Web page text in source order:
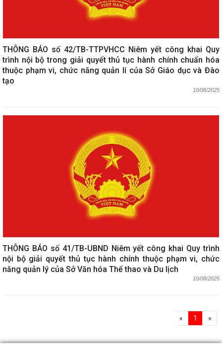
THÔNG BÁO số 42/TB-TTPVHCC Niêm yết công khai Quy
trình nội bộ trong giải quyết thủ tục hành chính chuẩn hóa
thuộc phạm vi, chức năng quản lí của Sở Giáo dục và Đào
tạo
10/08/2025
THÔNG BÁO số 41/TB-UBND Niêm yết công khai Quy trình
nội bộ giải quyết thủ tục hành chính thuộc phạm vi, chức
năng quản lý của Sở Văn hóa Thể thao và Du lịch
10/08/2025
« 1 »